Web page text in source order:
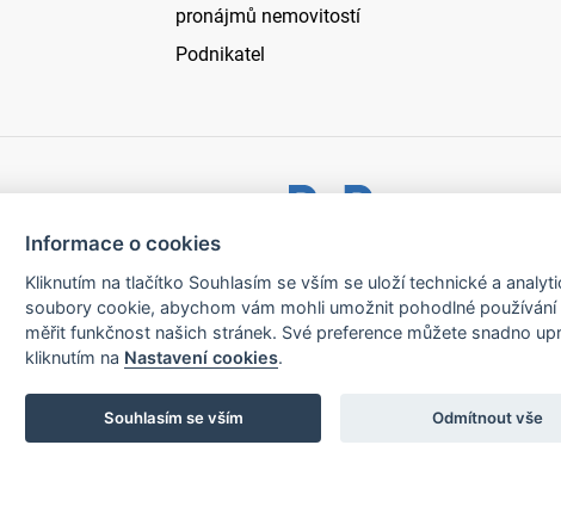
Informace o cookies
Kliknutím na tlačítko Souhlasím se vším se uloží technické a
soubory cookie, abychom vám mohli umožnit pohodlné používání
měřit funkčnost našich stránek. Své preference můžete snadno
kliknutím na Nastavení cookies.
Souhlasím se vším Odmítnout vše
pronájmů nemovitostí
Podnikatel